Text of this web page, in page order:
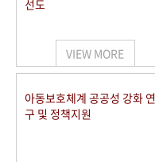
선도
VIEW MORE
아동보호체계 공공성 강화 연
구 및 정책지원